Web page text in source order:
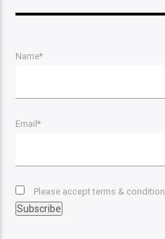
Name*
Email*
Please accept terms & condition